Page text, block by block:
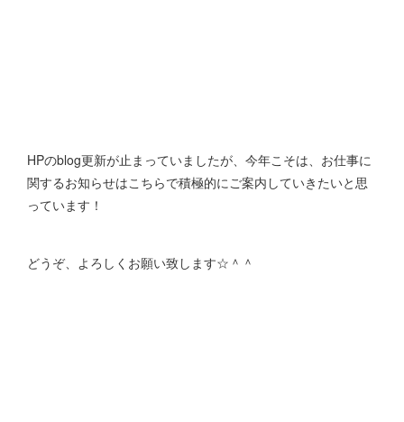
HPのblog更新が止まっていましたが、今年こそは、お仕事に
関するお知らせはこちらで積極的にご案内していきたいと思
っています！
どうぞ、よろしくお願い致します☆＾＾